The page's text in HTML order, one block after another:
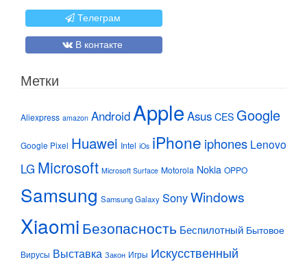
Телеграм
В контакте
Метки
Aliexpress amazon Android Apple Asus CES Google
Google Pixel Huawei Intel iOs iPhone iphones Lenovo
LG Microsoft Microsoft Surface Motorola Nokia OPPO
Samsung Samsung Galaxy SonyWindows
Xiaomi Безопасность Беспилотный Бытовое
Вирусы Выставка Закон Игры Искусственный